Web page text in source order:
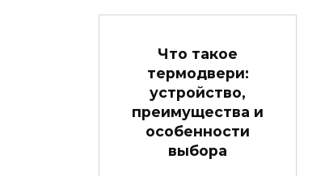
Что такое
термодвери:
устройство,
преимущества и
особенности
выбора